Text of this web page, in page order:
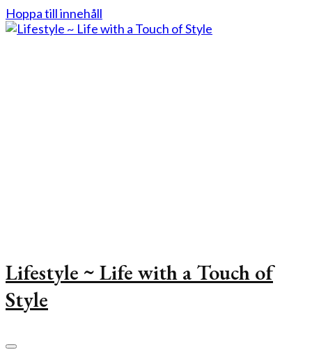
Hoppa till innehåll
Lifestyle ~ Life with a Touch of
Style